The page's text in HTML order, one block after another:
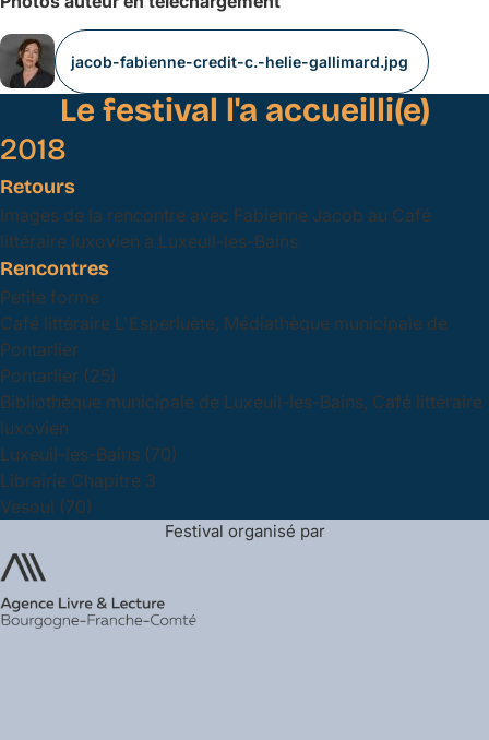
jacob-fabienne-credit-c.-helie-gallimard.jpg
Le festival l'a accueilli(e)
2018
Retours
Images de la rencontre avec Fabienne Jacob au Café
littéraire luxovien à Luxeuil-les-Bains
Rencontres
Petite forme
Café littéraire L'Esperluète, Médiathèque municipale de
Pontarlier
Pontarlier (25)
Bibliothèque municipale de Luxeuil-les-Bains, Café littéraire
luxovien
Luxeuil-les-Bains (70)
Librairie Chapitre 3
Vesoul (70)
Festival organisé par